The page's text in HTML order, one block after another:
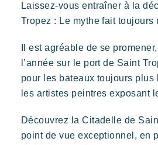
Prairies de la Mer
Des Lodges d’inspiration polynésienne
imprenable sur Saint Tropez
Vos prochaines
Profiter en famille
Prendre le temps
Nos offres
Laissez-vous entraîner à la
Tropez : Le mythe fait toujours
Il est agréable de se
l’année sur le port de Saint
pour les bateaux toujours plus
les artistes peintres exposant
Découvrez la Citadelle de
point de vue exceptionnel, en